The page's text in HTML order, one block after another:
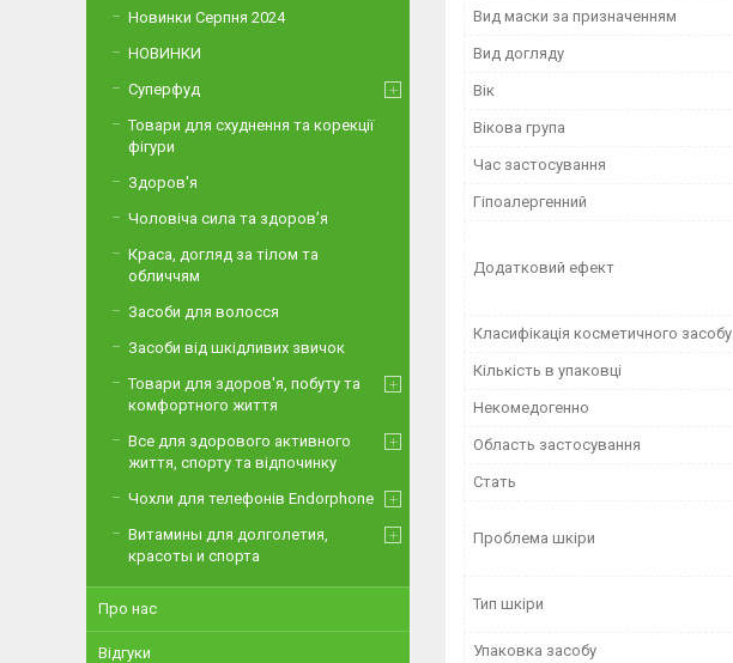
Вид маски за призначенням
Вид догляду
Вік
Вікова група
Час застосування
Гіпоалергенний
Додатковий ефект
Класифікація косметичного засобу
Кількість в упаковці
Некомедогенно
Область застосування
Стать
Проблема шкіри
Тип шкіри
Упаковка засобу
Новинки Серпня 2024
НОВИНКИ
Суперфуд
Товари для схуднення та корекції
фігури
Здоров'я
Чоловіча сила та здоров’я
Краса, догляд за тілом та
обличчям
Засоби для волосся
Засоби від шкідливих звичок
Товари для здоров'я, побуту та
комфортного життя
Все для здорового активного
життя, спорту та відпочинку
Чохли для телефонів Endorphone
Витамины для долголетия,
красоты и спорта
Про нас
Відгуки